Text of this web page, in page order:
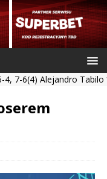
Alejandro Tabilo ***